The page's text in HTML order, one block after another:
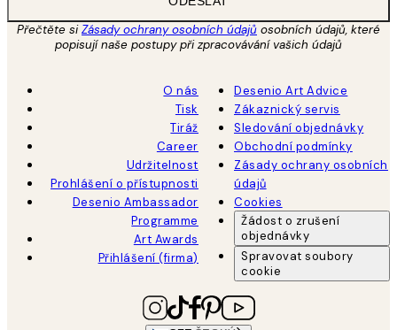
Přečtěte siZásady ochrany osobních údajů osobních údajů, které
popisují naše postupy při zpracovávání vašich údajů
O nás
Tisk
Tiráž
Career
Udržitelnost
Prohlášení o přístupnosti
Desenio Ambassador
Programme
Art Awards
Přihlášení (firma)
Desenio Art Advice
Zákaznický servis
Sledování objednávky
Obchodní podmínky
Zásady ochrany osobních
údajů
Cookies
Žádost o zrušení
objednávky
Spravovat soubory
cookie